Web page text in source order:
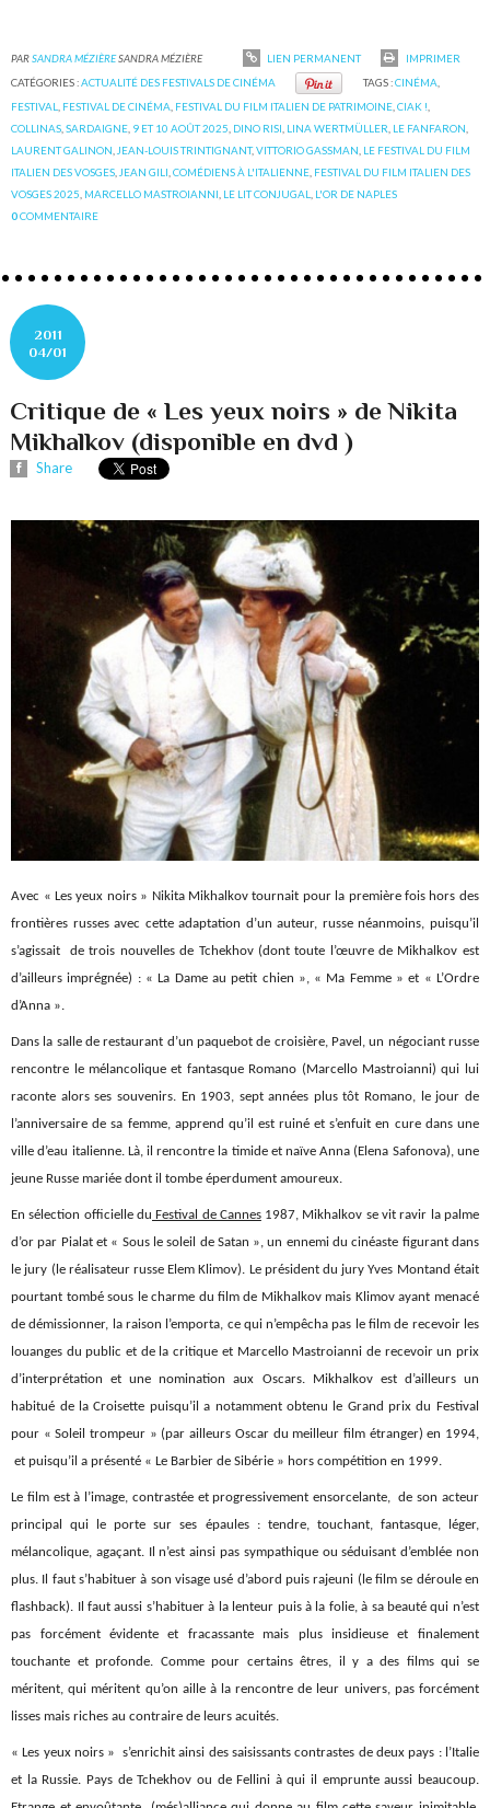
PARSANDRA MÉZIÈRESANDRA MÉZIÈRE LIEN PERMANENT
IMPRIMER
CATÉGORIES :ACTUALITÉ DES FESTIVALS DE CINÉMA TAGS :CINÉMA
FESTIVAL
FESTIVAL DE CINÉMA FESTIVAL DU FILM ITALIEN DE PATRIMOINE ,CIAK !
COLLINAS ,SARDAIGNE 9 ET 10 AOÛT 2025 DINO RISI LINA WERTMÜLLER LE FANFARON
LAURENT GALINON JEAN-LOUIS TRINTIGNANT,VITTORIO GASSMAN LE FESTIVAL DU FILM
ITALIEN DES VOSGES JEAN GILI ,COMÉDIENS À L'ITALIENNE FESTIVAL DU FILM ITALIEN DES
VOSGES 2025 MARCELLO MASTROIANNI LE LIT CONJUGAL
L'OR DE NAPLES
0COMMENTAIRE
2011
04/01
Critique de « Les yeux noirs » de Nikita
Mikhalkov (disponible en dvd )
Share
Avec « Les yeux noirs » Nikita Mikhalkov tournait pour la première fois hors des
frontières russes avec cette adaptation d’un auteur, russe néanmoins, puisqu’il
s’agissait de trois nouvelles de Tchekhov (dont toute l’œuvre de Mikhalkov est
d’ailleurs imprégnée) : « La Dame au petit chien », « Ma Femme » et « L’Ordre
d’Anna ».
Dans la salle de restaurant d’un paquebot de croisière, Pavel, un négociant russe
rencontre le mélancolique et fantasque Romano (Marcello Mastroianni) qui lui
raconte alors ses souvenirs. En 1903, sept années plus tôt Romano, le jour de
l’anniversaire de sa femme, apprend qu’il est ruiné et s’enfuit en cure dans une
ville d’eau italienne. Là, il rencontre la timide et naïve Anna (Elena Safonova), une
jeune Russe mariée dont il tombe éperdument amoureux.
En sélection officielle du Festival de Cannes1987, Mikhalkov se vit ravir la palme
d’or par Pialat et « Sous le soleil de Satan », un ennemi du cinéaste figurant dans
le jury (le réalisateur russe Elem Klimov). Le président du jury Yves Montand était
pourtant tombé sous le charme du film de Mikhalkov mais Klimov ayant menacé
de démissionner, la raison l’emporta, ce qui n’empêcha pas le film de recevoir les
louanges du public et de la critique et Marcello Mastroianni de recevoir un prix
d’interprétation et une nomination aux Oscars. Mikhalkov est d’ailleurs un
habitué de la Croisette puisqu’il a notamment obtenu le Grand prix du Festival
pour « Soleil trompeur » (par ailleurs Oscar du meilleur film étranger) en 1994,
et puisqu’il a présenté « Le Barbier de Sibérie » hors compétition en 1999.
Le film est à l’image, contrastée et progressivement ensorcelante, de son acteur
principal qui le porte sur ses épaules : tendre, touchant, fantasque, léger,
mélancolique, agaçant. Il n’est ainsi pas sympathique ou séduisant d’emblée non
plus. Il faut s’habituer à son visage usé d’abord puis rajeuni (le film se déroule en
flashback). Il faut aussi s’habituer à la lenteur puis à la folie, à sa beauté qui n’est
pas forcément évidente et fracassante mais plus insidieuse et finalement
touchante et profonde. Comme pour certains êtres, il y a des films qui se
méritent, qui méritent qu’on aille à la rencontre de leur univers, pas forcément
lisses mais riches au contraire de leurs acuités.
« Les yeux noirs » s’enrichit ainsi des saisissants contrastes de deux pays : l’Italie
et la Russie. Pays de Tchekhov ou de Fellini à qui il emprunte aussi beaucoup.